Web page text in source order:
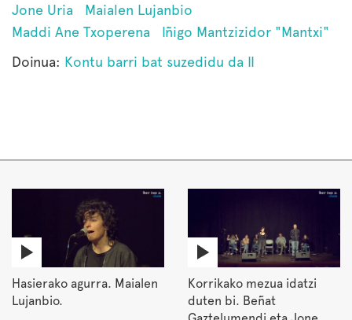
Jone Uria
Maialen Lujanbio
Maddi Ane Txoperena
Iñigo Mantzizidor "Mantxi"
Doinua: Kontu barri bat suzedidu da II
Hasierako agurra. Maialen
Lujanbio.
Korrikako mezua idatzi
duten bi. Beñat